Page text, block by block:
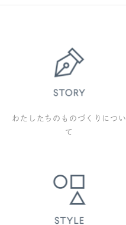
わたしたちのものづくりについ
て